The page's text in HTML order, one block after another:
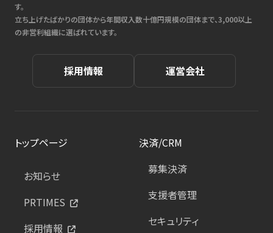
す。
立ち上げたばかりの団体から年間収入数十億円規模の団体まで、3,000以上
の非営利組織に選ばれています。
採用情報 運営会社
トップページ
お知らせ
PRTIMES
採用情報
決済/CRM
募集決済
支援者管理
セキュリティ